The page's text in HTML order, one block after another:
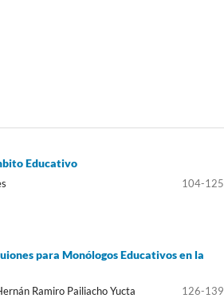
Educativo
104-125
para Monólogos Educativos en la
Ramiro Pailiacho Yucta 126-139